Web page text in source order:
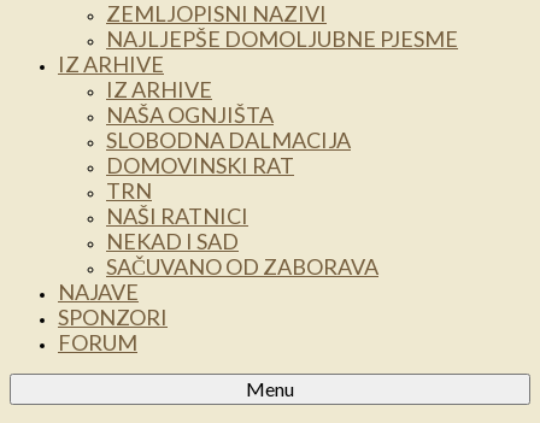
ZEMLJOPISNI NAZIVI
NAJLJEPŠE DOMOLJUBNE PJESME
IZ ARHIVE
IZ ARHIVE
NAŠA OGNJIŠTA
SLOBODNA DALMACIJA
DOMOVINSKI RAT
TRN
NAŠI RATNICI
NEKAD I SAD
SAČUVANO OD ZABORAVA
NAJAVE
SPONZORI
FORUM
Menu